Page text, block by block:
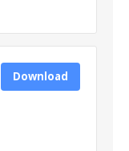
Download